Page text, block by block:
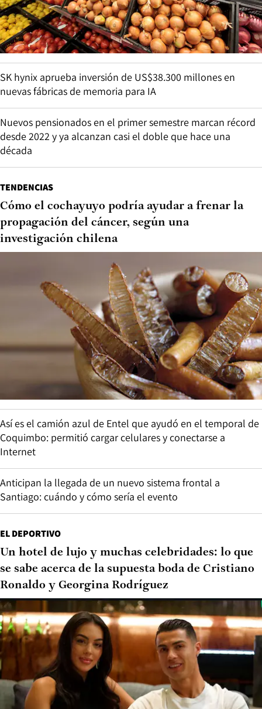
SK hynix aprueba inversión de US$38.300 millones en
nuevas fábricas de memoria para IA
Nuevos pensionados en el primer semestre marcan récord
desde 2022 y ya alcanzan casi el doble que hace una
década
TENDENCIAS
Cómo el cochayuyo podría ayudar a frenar la
propagación del cáncer, según una
investigación chilena
Así es el camión azul de Entel que ayudó en el temporal de
Coquimbo: permitió cargar celulares y conectarse a
Internet
Anticipan la llegada de un nuevo sistema frontal a
Santiago: cuándo y cómo sería el evento
EL DEPORTIVO
Un hotel de lujo y muchas celebridades: lo que
se sabe acerca de la supuesta boda de Cristiano
Ronaldo y Georgina Rodríguez